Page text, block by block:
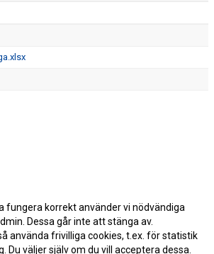
fungera korrekt använder vi nödvändiga
Dessa går inte att stänga av.
använda frivilliga cookies, t.ex. för statistik
Du väljer själv om du vill acceptera dessa.